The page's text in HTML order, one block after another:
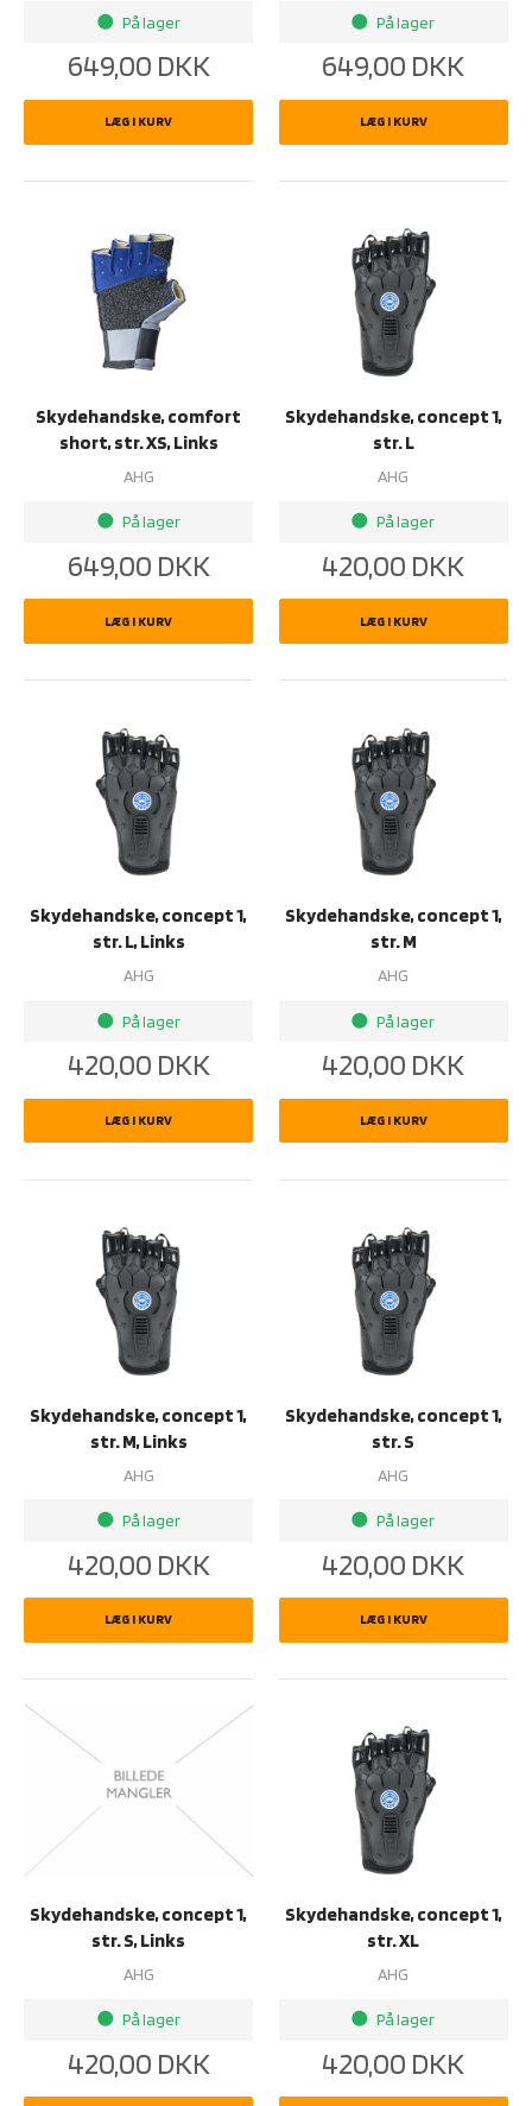
brightness_1 På lager
649,00 DKK
LÆG I KURV
brightness_1 På lager
649,00 DKK
LÆG I KURV
Skydehandske, comfort
short, str. XS, Links
AHG
brightness_1 På lager
649,00 DKK
LÆG I KURV
Skydehandske, concept 1,
str. L
AHG
brightness_1 På lager
420,00 DKK
LÆG I KURV
Skydehandske, concept 1,
str. L, Links
AHG
brightness_1 På lager
420,00 DKK
LÆG I KURV
Skydehandske, concept 1,
str. M
AHG
brightness_1 På lager
420,00 DKK
LÆG I KURV
Skydehandske, concept 1,
str. M, Links
AHG
brightness_1 På lager
420,00 DKK
LÆG I KURV
Skydehandske, concept 1,
str. S
AHG
brightness_1 På lager
420,00 DKK
LÆG I KURV
Skydehandske, concept 1,
str. S, Links
AHG
brightness_1 På lager
420,00 DKK
Skydehandske, concept 1,
str. XL
AHG
brightness_1 På lager
420,00 DKK